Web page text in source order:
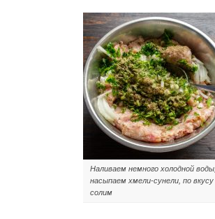
Наливаем немного холодной воды,
насыпаем хмели-сунели, по вкусу
солим